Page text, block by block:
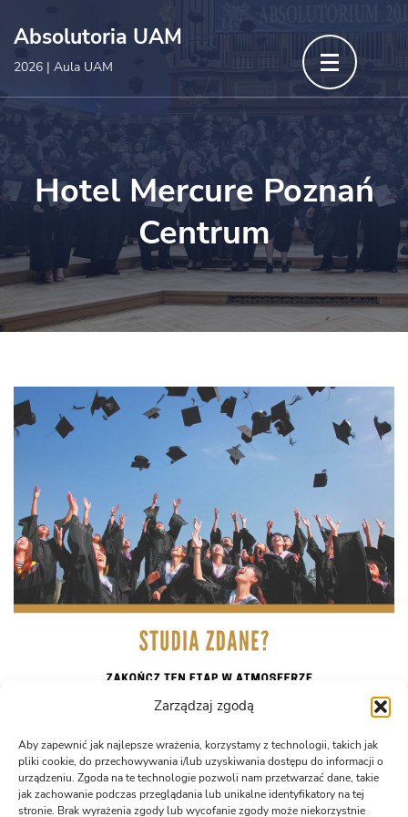
Zarządzaj zgodą
Aby zapewnić jak najlepsze wrażenia, korzystamy z technologii, takich jak
pliki cookie, do przechowywania i/lub uzyskiwania dostępu do informacji o
urządzeniu. Zgoda na te technologie pozwoli nam przetwarzać dane, takie
jak zachowanie podczas przeglądania lub unikalne identyfikatory na tej
stronie. Brak wyrażenia zgody lub wycofanie zgody może niekorzystnie
content
(Press
Enter)
Absolutoria UAM
2026 | Aula UAM
Hotel Mercure Poznań
Centrum